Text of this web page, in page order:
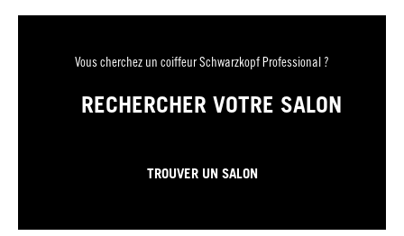
Vous cherchez un coiffeur Schwarzkopf Professional ?
RECHERCHER VOTRE SALON
TROUVER UN SALON